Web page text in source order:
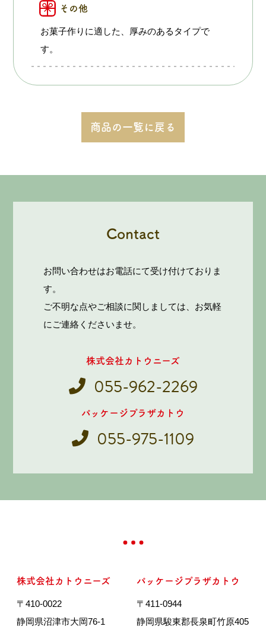
その他
お菓子作りに適した、厚みのあるタイプで
す。
商品の一覧に戻る
Contact
お問い合わせはお電話にて受け付けておりま
す。
ご不明な点やご相談に関しましては、お気軽
にご連絡くださいませ。
株式会社カトウニーズ
055-962-2269
パッケージプラザカトウ
055-975-1109
株式会社カトウニーズ
〒410-0022
静岡県沼津市大岡76-1
パッケージプラザカトウ
〒411-0944
静岡県駿東郡長泉町竹原405